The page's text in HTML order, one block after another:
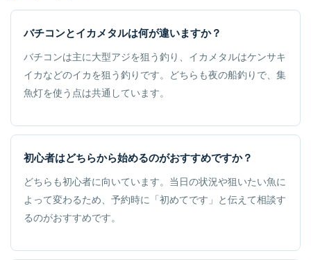
バチコンとイカメタルは何が違いますか？
バチコンは主に大型アジを狙う釣り、イカメタルはケンサキ
イカなどのイカを狙う釣りです。どちらも夜の船釣りで、集
魚灯を使う点は共通しています。
初心者はどちらから始めるのがおすすめですか？
どちらも初心者に向いています。当日の状況や狙いたい魚に
よって変わるため、予約時に「初めてです」と伝えて相談す
るのがおすすめです。